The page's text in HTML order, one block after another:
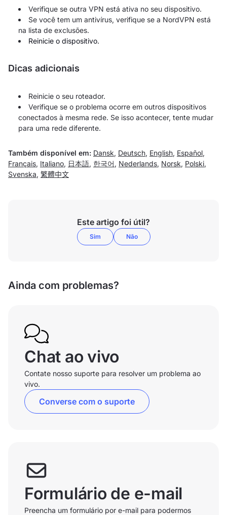
Verifique se outra VPN está ativa no seu dispositivo.
Se você tem um antivírus, verifique se a NordVPN está
na lista de exclusões.
Reinicie o dispositivo.
Dicas adicionais
Reinicie o seu roteador.
Verifique se o problema ocorre em outros dispositivos
conectados à mesma rede. Se isso acontecer, tente mudar
para uma rede diferente.
Também disponível em: Dansk, Deutsch, English, Español,
Français, Italiano, 日本語, 한국어 , Nederlands, Norsk, Polski,
Svenska, 繁體中文
Este artigo foi útil?
Sim Não
Ainda com problemas?
Chat ao vivo
Contate nosso suporte para resolver um problema ao
vivo.
Converse com o suporte
Formulário de e-mail
Preencha um formulário por e-mail para podermos